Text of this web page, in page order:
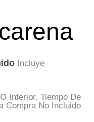
Incluye
Interior. Tiempo De
Compra No Incluido